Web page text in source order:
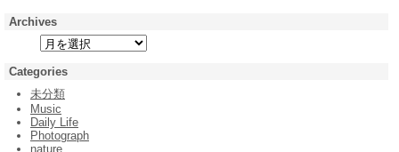
Archives
Categories
未分類
Music
Daily Life
Photograph
nature